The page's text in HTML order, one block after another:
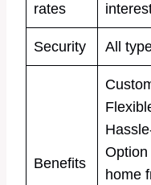
rates
Security All
Benefits
home